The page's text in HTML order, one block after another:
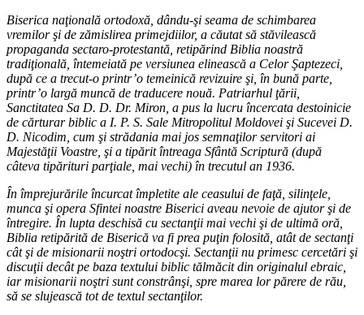
Biserica naţională ortodoxă, dându-şi seama de schimbarea
vremilor şi de zămislirea primejdiilor, a căutat să stăvilească
propaganda sectaro-protestantă, retipărind Biblia noastră
tradiţională, întemeiată pe versiunea elinească a Celor Şaptezeci,
după ce a trecut-o printr’o temeinică revizuire şi, în bună parte,
printr’o largă muncă de traducere nouă. Patriarhul ţării,
Sanctitatea Sa D. D. Dr. Miron, a pus la lucru încercata destoinicie
de cărturar biblic a I. P. S. Sale Mitropolitul Moldovei şi Sucevei D.
D. Nicodim, cum şi strădania mai jos semnaţilor servitori ai
Majestăţii Voastre, şi a tipărit întreaga Sfântă Scriptură (după
câteva tipărituri parţiale, mai vechi) în trecutul an 1936.
În împrejurările încurcat împletite ale ceasului de faţă, silinţele,
munca şi opera Sfintei noastre Biserici aveau nevoie de ajutor şi de
întregire. În lupta deschisă cu sectanţii mai vechi şi de ultimă oră,
Biblia retipărită de Biserică va fi prea puţin folosită, atât de sectanţi
cât şi de misionarii noştri ortodocşi. Sectanţii nu primesc cercetări şi
discuţii decât pe baza textului biblic tălmăcit din originalul ebraic,
iar misionarii noştri sunt constrânşi, spre marea lor părere de rău,
să se slujească tot de textul sectanţilor.